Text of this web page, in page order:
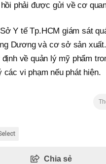
phải được gửi về cơ
Y tế Tp.HCM giám sát
Dương và cơ sở sản
về quản lý mỹ phẩm
các vi phạm nếu phát hiện.
Chia sẻ